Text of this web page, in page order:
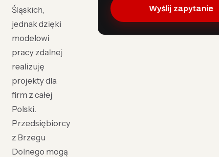
Śląskich,
jednak dzięki
modelowi
pracy zdalnej
realizuję
projekty dla
firm z całej
Polski.
Przedsiębiorcy
z Brzegu
Dolnego mogą
Wyślij zapytanie